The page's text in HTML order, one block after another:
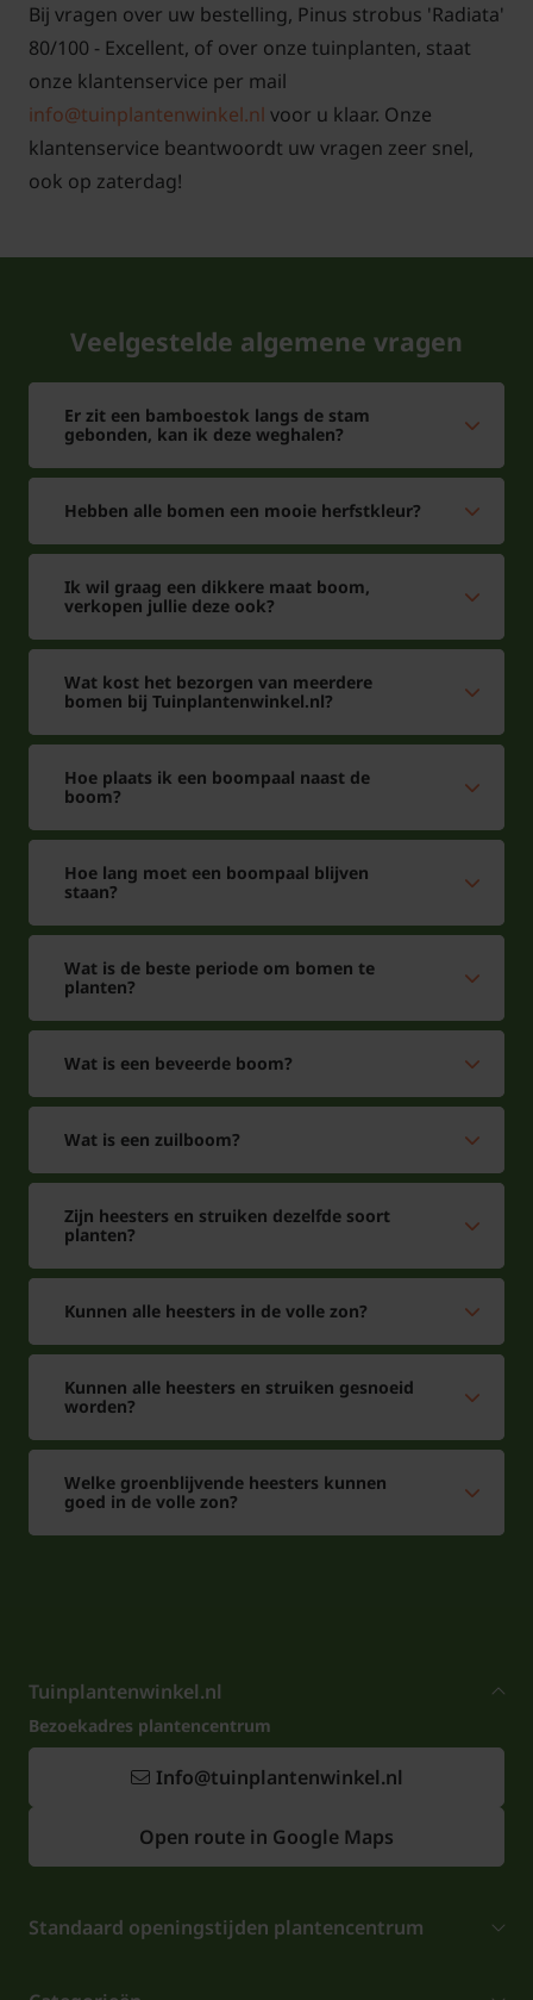
Bij vragen over uw bestelling, Pinus strobus 'Radiata'
80/100 - Excellent, of over onze tuinplanten, staat
onze klantenservice per mail
info@tuinplantenwinkel.nl voor u klaar. Onze
klantenservice beantwoordt uw vragen zeer snel,
ook op zaterdag!
Veelgestelde algemene vragen
Er zit een bamboestok langs de stam
gebonden, kan ik deze weghalen?
Hebben alle bomen een mooie herfstkleur?
Ik wil graag een dikkere maat boom,
verkopen jullie deze ook?
Wat kost het bezorgen van meerdere
bomen bij Tuinplantenwinkel.nl?
Hoe plaats ik een boompaal naast de
boom?
Hoe lang moet een boompaal blijven
staan?
Wat is de beste periode om bomen te
planten?
Wat is een beveerde boom?
Wat is een zuilboom?
Zijn heesters en struiken dezelfde soort
planten?
Kunnen alle heesters in de volle zon?
Kunnen alle heesters en struiken gesnoeid
worden?
Welke groenblijvende heesters kunnen
goed in de volle zon?
Tuinplantenwinkel.nl
Bezoekadres plantencentrum
Info@tuinplantenwinkel.nl
Open route in Google Maps
Standaard openingstijden plantencentrum